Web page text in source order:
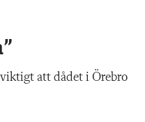
att dådet i Örebro